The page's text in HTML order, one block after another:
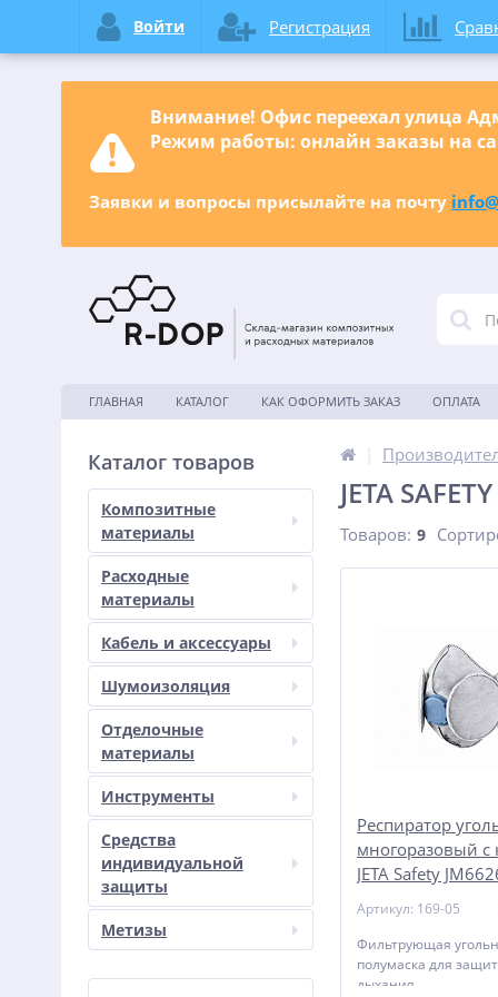
Внимание! Офис переехал улица
Режим работы: онлайн заказы на
Заявки и вопросы присылайте на почту
ГЛАВНАЯ КАТАЛОГ КАК ОФОРМИТЬ ЗАКАЗ ОПЛАТА
Каталог товаров
Композитные
материалы
Расходные
материалы
Кабель и аксессуары
Шумоизоляция
Отделочные
материалы
Инструменты
Средства
индивидуальной
защиты
Метизы
JETA SAFETY
Товаров: 9
Респиратор
многоразовый с
JETA Safety
Артикул: 169-05
Фильтрующая
полумаска для
дыхания.
Войти Регистрация